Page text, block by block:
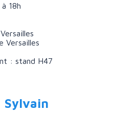
18h
Versailles
: stand H47
Sylvain